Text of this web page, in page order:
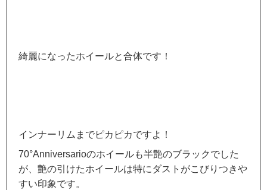
綺麗になったホイールと合体です！
インナーリムまでピカピカですよ！
70°Anniversarioのホイールも半艶のブラックでした
が、艶の引けたホイールは特にダストがこびりつきや
すい印象です。